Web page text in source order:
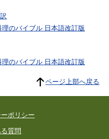
のバイブル 日本語改訂版
のバイブル 日本語改訂版
ページ上部へ戻る
ポリシー
質問